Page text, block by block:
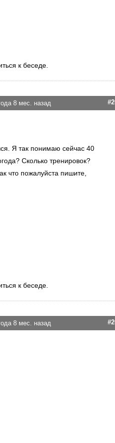
к беседе.
8 мес. назад
Я так понимаю сейчас 40
Сколько тренировок?
что пожалуйста пишите,
к беседе.
8 мес. назад